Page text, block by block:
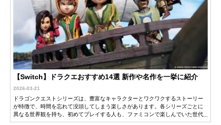
【Switch】ドラクエおすすめ14選 新作や名作を一挙に紹介
2026-03-21
ドラゴンクエストシリーズは、豊富なキャラクターとワクワクするストーリー
が特徴で、時間を忘れて没頭してしまう楽しさがあります。各シリーズごとに
異なる世界観を持ち、初めてプレイする人も、ファミコンで楽しんでいた世代